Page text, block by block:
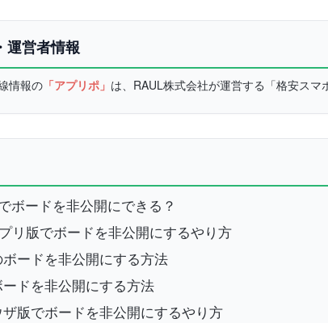
運営者情報
情報の 「アプリポ」 は、RAUL株式会社が運営する「格安スマ
ボードを非公開にできる？
リ版でボードを非公開にするやり方
ードを非公開にする方法
ドを非公開にする方法
版でボードを非公開にするやり方